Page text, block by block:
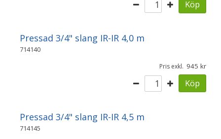
Köp
Pressad 3/4" slang IR-IR 4,0 m
714140
Pris exkl. 945
Köp
Pressad 3/4" slang IR-IR 4,5 m
714145